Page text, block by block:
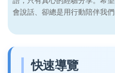
會說話、卻總是用行動陪伴我們
快速導覽